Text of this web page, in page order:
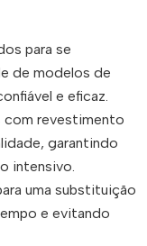
para se
de modelos de
e eficaz.
com revestimento
garantindo
intensivo.
uma substituição
e evitando